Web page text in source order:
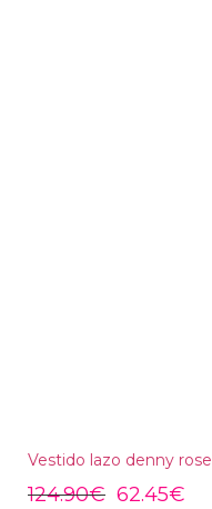
Vestido lazo denny rose
124.90€ 62.45€